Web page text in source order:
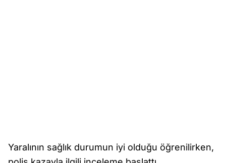
Yaralının sağlık durumun iyi olduğu öğrenilirken,